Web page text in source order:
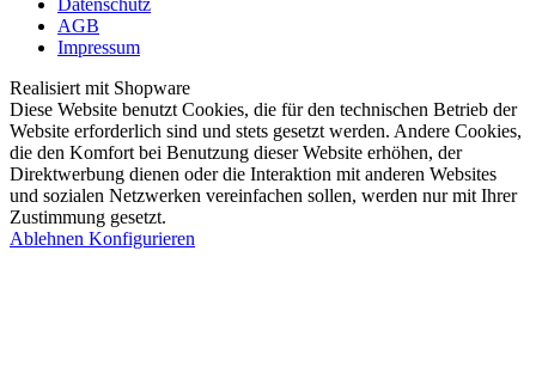
AGB
Impressum
Realisiert mit Shopware
Diese Website benutzt Cookies, die für den technischen Betrieb der
Website erforderlich sind und stets gesetzt werden. Andere Cookies,
die den Komfort bei Benutzung dieser Website erhöhen, der
Direktwerbung dienen oder die Interaktion mit anderen Websites
und sozialen Netzwerken vereinfachen sollen, werden nur mit Ihrer
Zustimmung gesetzt.
Ablehnen Konfigurieren